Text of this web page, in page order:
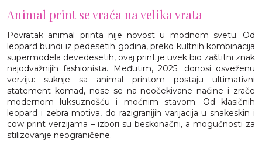
Animal print se vraća na velika vrata
Povratak animal printa nije novost u modnom svetu. Od
leopard bundi iz pedesetih godina, preko kultnih kombinacija
supermodela devedesetih, ovaj print je uvek bio zaštitni znak
najodvažnijih fashionista. Međutim, 2025. donosi osveženu
verziju: suknje sa animal printom postaju ultimativni
statement komad, nose se na neočekivane načine i zrače
modernom luksuznošću i moćnim stavom. Od klasičnih
leopard i zebra motiva, do razigranijih varijacija u snakeskin i
cow print verzijama – izbori su beskonačni, a mogućnosti za
stilizovanje neograničene.